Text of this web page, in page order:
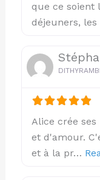
que ce soient
déjeuners,
Alice crée
et d'amour.
et à la pr…